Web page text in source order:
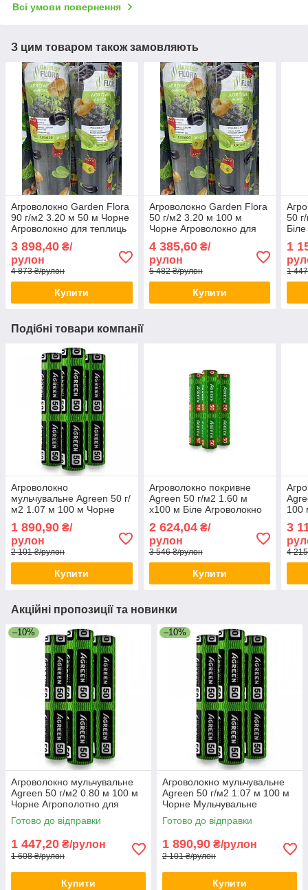
Всі умови повернення
З цим товаром також замовляють
Агроволокно Garden Flora
90 г/м2 3.20 м 50 м Чорне
Агроволокно для теплиць
городу
3 898,40 ₴/
рулон
4 873 ₴/рулон
Купити
Агроволокно Garden Flora
50 г/м2 3.20 м 100 м
Чорне Агроволокно для
для городу
4 385,60₴/
рулон
5 482 ₴/рулон
Купити
50
1
1
Подібні товари компанії
Агроволокно
мульчувальне Agreen 50 г/
м2 1.07 м 100 м Чорне
агроволокно для
садівництва
1 890,90 ₴/
рулон
2 101 ₴/рулон
Купити
Агроволокно покривне
Agreen 50 г/м2 1.60 м
х100 м Біле Агроволокно
грядок
2 624,04₴/
рулон
3 546 ₴/рулон
Купити
100
3
4
Акційні пропозиції та новинки
–10%
Агроволокно мульчувальне
Agreen 50 г/м2 0.80 м 100 м
Чорне Агрополотно для
вирощування полуниці
Готово до відправки
1 447,20 ₴/рулон
1 608 ₴/рулон
Купити
–10%
Агроволокно мульчувальне
Agreen 50 г/м2 1.07 м 100 м
Чорне Мульчувальне
агроволокно для садівництва
Готово до відправки
1 890,90 ₴/рулон
2 101 ₴/рулон
Купити